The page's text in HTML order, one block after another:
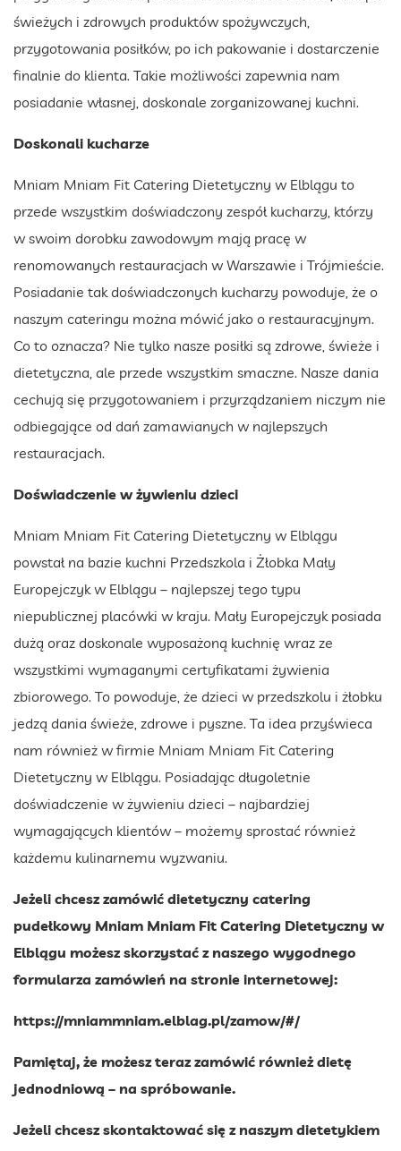
świeżych i zdrowych produktów spożywczych,
przygotowania posiłków, po ich pakowanie i dostarczenie
finalnie do klienta. Takie możliwości zapewnia nam
posiadanie własnej, doskonale zorganizowanej kuchni.
Doskonali kucharze
Mniam Mniam Fit Catering Dietetyczny w Elblągu to
przede wszystkim doświadczony zespół kucharzy, którzy
w swoim dorobku zawodowym mają pracę w
renomowanych restauracjach w Warszawie i Trójmieście.
Posiadanie tak doświadczonych kucharzy powoduje, że o
naszym cateringu można mówić jako o restauracyjnym.
Co to oznacza? Nie tylko nasze posiłki są zdrowe, świeże i
dietetyczna, ale przede wszystkim smaczne. Nasze dania
cechują się przygotowaniem i przyrządzaniem niczym nie
odbiegające od dań zamawianych w najlepszych
restauracjach.
Doświadczenie w żywieniu dzieci
Mniam Mniam Fit Catering Dietetyczny w Elblągu
powstał na bazie kuchni Przedszkola i Żłobka Mały
Europejczyk w Elblągu – najlepszej tego typu
niepublicznej placówki w kraju. Mały Europejczyk posiada
dużą oraz doskonale wyposażoną kuchnię wraz ze
wszystkimi wymaganymi certyfikatami żywienia
zbiorowego. To powoduje, że dzieci w przedszkolu i żłobku
jedzą dania świeże, zdrowe i pyszne. Ta idea przyświeca
nam również w firmie Mniam Mniam Fit Catering
Dietetyczny w Elblągu. Posiadając długoletnie
doświadczenie w żywieniu dzieci – najbardziej
wymagających klientów – możemy sprostać również
każdemu kulinarnemu wyzwaniu.
Jeżeli chcesz zamówić dietetyczny catering
pudełkowy Mniam Mniam Fit Catering Dietetyczny w
Elblągu możesz skorzystać z naszego wygodnego
formularza zamówień na stronie internetowej:
https://mniammniam.elblag.pl/zamow/#/
Pamiętaj, że możesz teraz zamówić również dietę
jednodniową – na spróbowanie.
Jeżeli chcesz skontaktować się z naszym dietetykiem